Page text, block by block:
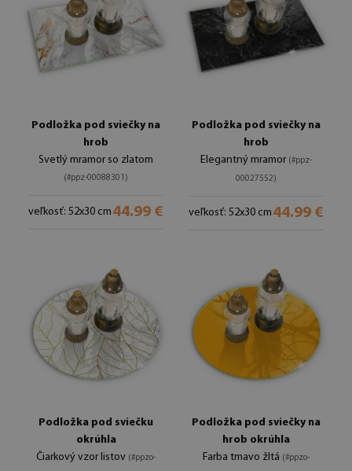
Podložka pod sviečky na
hrob
Svetlý mramor so zlatom
(#ppz-00088301)
veľkosť: 52x30 cm 44.99 €
Podložka pod sviečky na
hrob
Elegantný mramor (#ppz-
00027552)
veľkosť: 52x30 cm 44.99 €
Podložka pod sviečku
okrúhla
Čiarkový vzor listov (#ppzo-
Podložka pod sviečky na
hrob okrúhla
Farba tmavo žltá (#ppzo-